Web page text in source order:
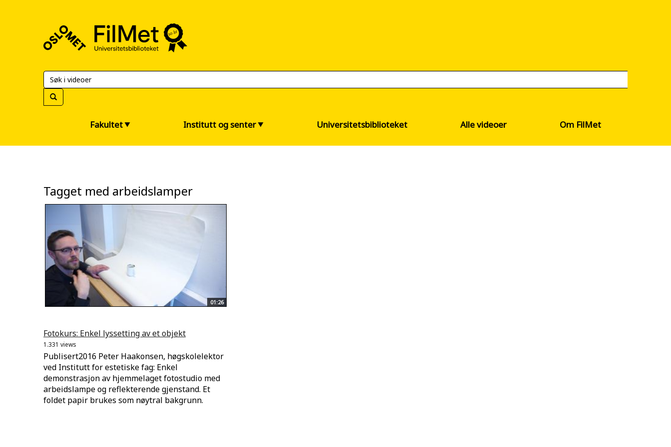
Universitetsbiblioteket
Fakultet Institutt og senter Universitetsbiblioteket Alle videoer Om FilMet
Tagget med arbeidslamper
01:26
Fotokurs: Enkel lyssetting av et objekt
1.331 views
Publisert2016 Peter Haakonsen, høgskolelektor
ved Institutt for estetiske fag: Enkel
demonstrasjon av hjemmelaget fotostudio med
arbeidslampe og reflekterende gjenstand. Et
foldet papir brukes som nøytral bakgrunn.